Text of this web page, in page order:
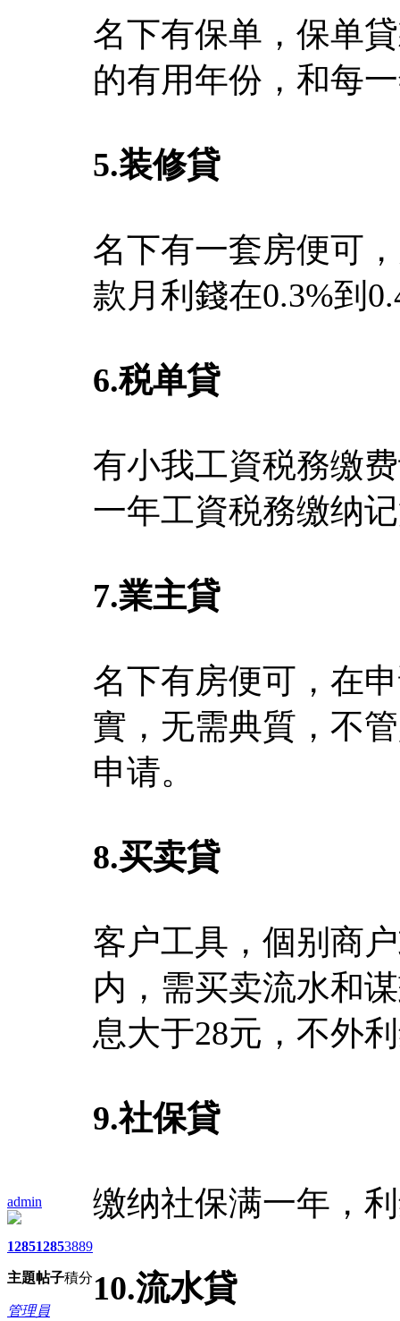
admin
1285
主題
1285
帖子
3889
積分
管理員
名下有保单，保单
的有用年份，和每
5.装修貸
名下有一套房便可
款月利錢在0.3%到
6.税单貸
有小我工資税務缴
一年工資税務缴纳
7.業主貸
名下有房便可，在
實，无需典質，不
申请。
8.买卖貸
客户工具，個别商
内，需买卖流水和
息大于28元，不外
9.社保貸
缴纳社保满一年，
10.流水貸